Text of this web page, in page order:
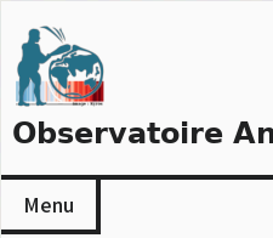
to
content
Observatoire
Menu